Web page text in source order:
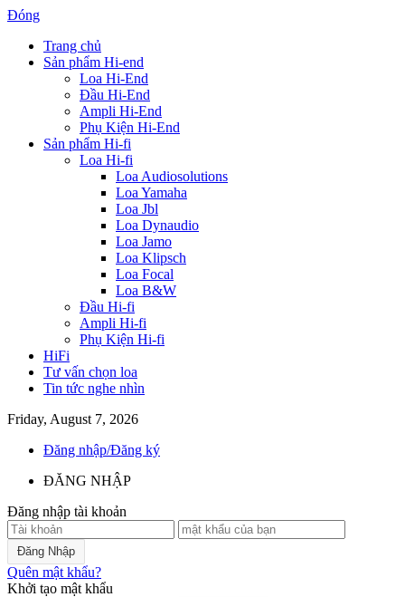
Đóng
Trang chủ
Sản phẩm Hi-end
Loa Hi-End
Đầu Hi-End
Ampli Hi-End
Phụ Kiện Hi-End
Sản phẩm Hi-fi
Loa Hi-fi
Loa Audiosolutions
Loa Yamaha
Loa Jbl
Loa Dynaudio
Loa Jamo
Loa Klipsch
Loa Focal
Loa B&W
Đầu Hi-fi
Ampli Hi-fi
Phụ Kiện Hi-fi
HiFi
Tư vấn chọn loa
Tin tức nghe nhìn
Friday, August 7, 2026
Đăng nhập/Đăng ký
ĐĂNG NHẬP
Đăng nhập tài khoản
Quên mật khẩu?
Khởi tạo mật khẩu